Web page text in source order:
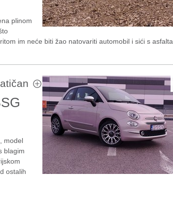
plinom
im neće biti žao natovariti automobil i sići s asfalta.
model
blagim
ostalih